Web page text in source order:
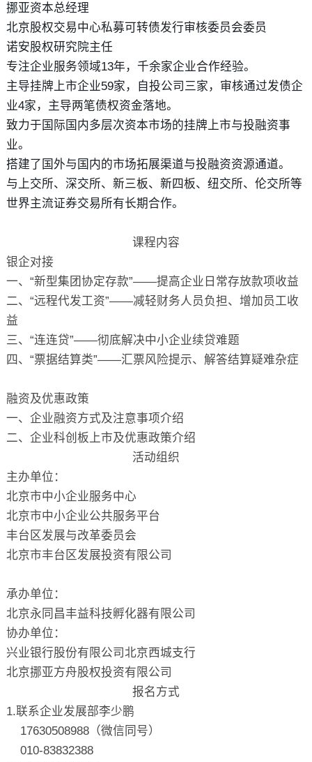
挪亚资本总经理
北京股权交易中心私募可转债发行审核委员会委员
诺安股权研究院主任
专注企业服务领域13年，千余家企业合作经验。
主导挂牌上市企业59家，自投公司三家，审核通过发债企
业4家，主导两笔债权资金落地。
致力于国际国内多层次资本市场的挂牌上市与投融资事
业。
搭建了国外与国内的市场拓展渠道与投融资资源通道。
与上交所、深交所、新三板、新四板、纽交所、伦交所等
世界主流证券交易所有长期合作。
课程内容
银企对接
一、“新型集团协定存款”——提高企业日常存放款项收益
二、“远程代发工资”——减轻财务人员负担、增加员工收
益
三、“连连贷”——彻底解决中小企业续贷难题
四、“票据结算类”——汇票风险提示、解答结算疑难杂症
融资及优惠政策
一、企业融资方式及注意事项介绍
二、企业科创板上市及优惠政策介绍
活动组织
主办单位：
北京市中小企业服务中心
北京市中小企业公共服务平台
丰台区发展与改革委员会
北京市丰台区发展投资有限公司
承办单位：
北京永同昌丰益科技孵化器有限公司
协办单位：
兴业银行股份有限公司北京西城支行
北京挪亚方舟股权投资有限公司
报名方式
1.联系企业发展部李少鹏
17630508988（微信同号）
010-83832388